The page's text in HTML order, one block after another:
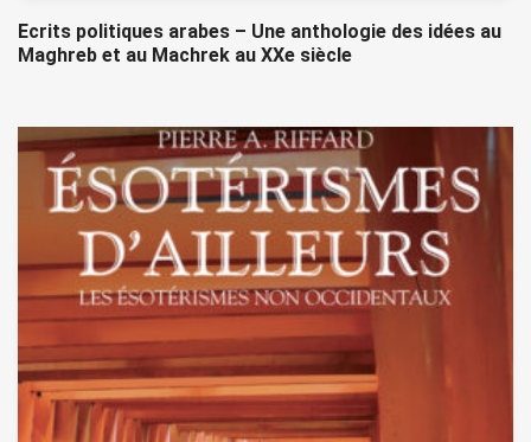
Ecrits politiques arabes – Une anthologie des idées au
Maghreb et au Machrek au XXe siècle